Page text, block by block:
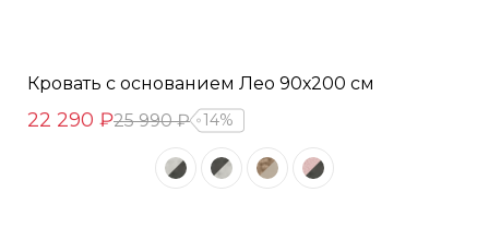
Кровать с основанием Лео 90х200 см
22 290 ₽25 990 ₽ 14%